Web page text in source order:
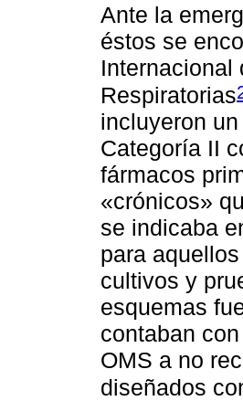
Ante la
éstos se
Internacional
Respiratorias
incluyeron
Categoría II
fármacos
«crónicos»
se indicaba
para
cultivos y
esquemas
contaban
OMS a no
diseñados